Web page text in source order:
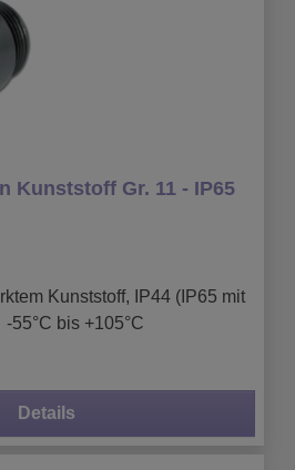
Kunststoff Gr. 11 - IP65
Kunststoff, IP44 (IP65 mit
55°C bis +105°C
Details